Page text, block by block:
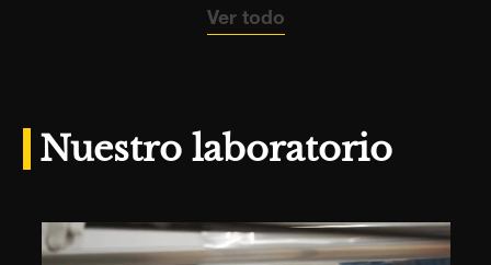
Ver todo
Nuestro laboratorio